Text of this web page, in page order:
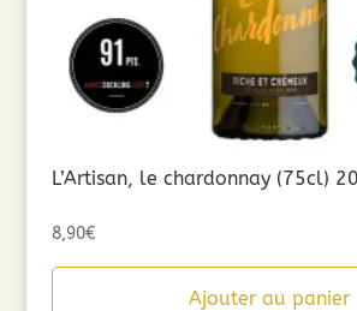
L’Artisan, le chardonnay (75cl)
8,90€
Ajouter au panier